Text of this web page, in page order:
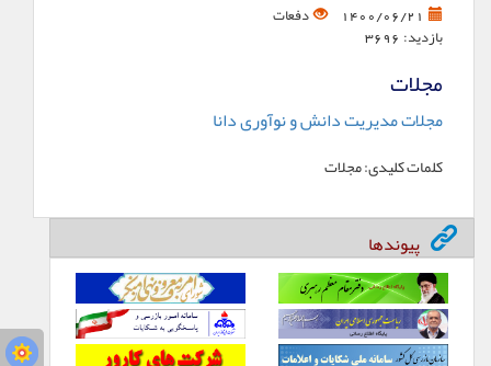
1400/06/21 دفعات
بازدید: 3696
مجلات
مجلات مدیریت دانش و نوآوری دانا
کلمات کلیدی:مجلات
پیوندها